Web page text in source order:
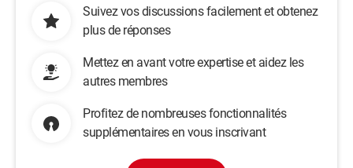
Suivez vos discussions facilement et obtenez
plus de réponses
Mettez en avant votre expertise et aidez les
autres membres
Profitez de nombreuses fonctionnalités
supplémentaires en vous inscrivant